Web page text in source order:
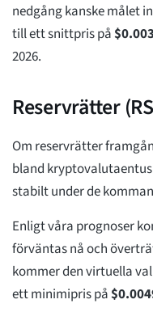
nedgång kanske målet
till ett snittpris på$
2026.
Reservrätter
Om reservrätter
bland
stabilt under de
Enligt våra prognoser
förväntas nå och
kommer den virtuella
ett minimipris på$